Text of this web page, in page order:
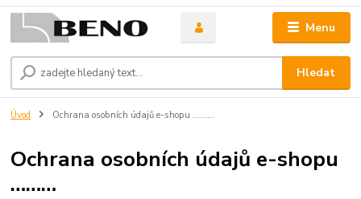
Menu
Hledat
Úvod Ochrana osobních údajů e-shopu ………
Ochrana osobních údajů e-shopu
………